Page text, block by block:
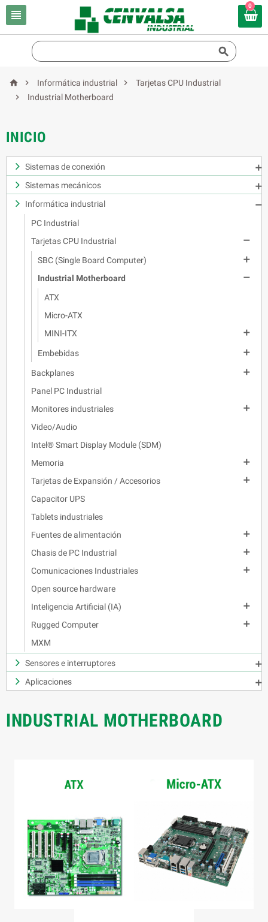

0

  Informática industrial 
Tarjetas CPU Industrial

Industrial Motherboard
INICIO
Sistemas de conexión

Sistemas mecánicos

Informática industrial

PC Industrial
Tarjetas CPU Industrial

SBC (Single Board Computer)

Industrial Motherboard

ATX
Micro-ATX
MINI-ITX

Embebidas 
Backplanes

Panel PC Industrial
Monitores industriales

Video/Audio
Intel® Smart Display Module (SDM)
Memoria

Tarjetas de Expansión / Accesorios

Capacitor UPS
Tablets industriales
Fuentes de alimentación

Chasis de PC Industrial

Comunicaciones Industriales

Open source hardware
Inteligencia Artificial (IA)

Rugged Computer

MXM
Sensores e interruptores

Aplicaciones

INDUSTRIAL MOTHERBOARD